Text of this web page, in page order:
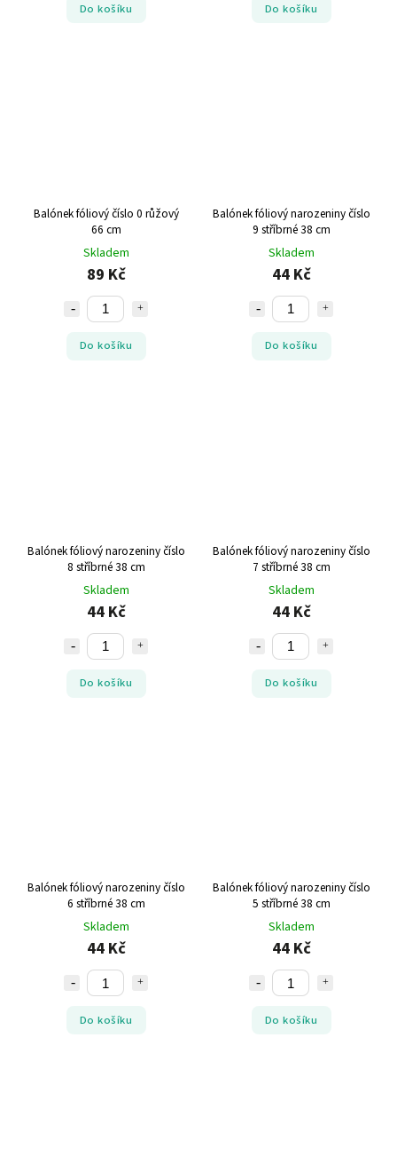
Do košíku Do košíku
Balónek fóliový číslo 0 růžový
66 cm
Skladem
89 Kč
Do košíku
Balónek fóliový narozeniny číslo
9 stříbrné 38 cm
Skladem
44 Kč
Do košíku
Balónek fóliový narozeniny číslo
8 stříbrné 38 cm
Skladem
44 Kč
Do košíku
Balónek fóliový narozeniny číslo
7 stříbrné 38 cm
Skladem
44 Kč
Do košíku
Balónek fóliový narozeniny číslo
6 stříbrné 38 cm
Skladem
44 Kč
Do košíku
Balónek fóliový narozeniny číslo
5 stříbrné 38 cm
Skladem
44 Kč
Do košíku